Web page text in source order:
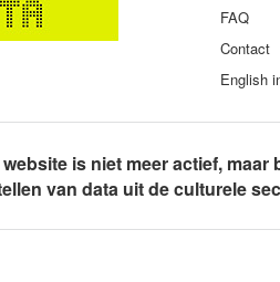
FAQ
Contact
English
website is niet meer actief,
van data uit de culturele